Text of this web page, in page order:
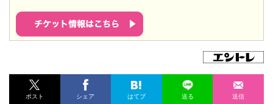
ポスト シェア はてブ 送る 送信